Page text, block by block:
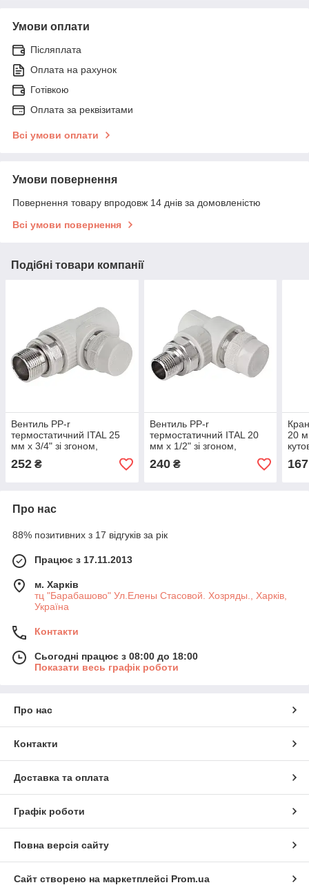
Умови оплати
Післяплата
Оплата на рахунок
Готівкою
Оплата за реквізитами
Всі умови оплати
Умови повернення
Повернення товару впродовж 14 днів за домовленістю
Всі умови повернення
Подібні товари компанії
Вентиль PP-r
термостатичний ITAL 25
мм х 3/4" зі згоном,
прямий
252 ₴
Вентиль PP-r
термостатичний ITAL 20
мм х 1/2" зі згоном,
кутовий
240₴
20
167
Про нас
88% позитивних з 17 відгуків за рік
Працює з 17.11.2013
м. Харків
тц "Барабашово" Ул.Елены Стасовой. Хозряды., Харків,
Україна
Контакти
Сьогодні працює з 08:00 до 18:00
Показати весь графік роботи
Про нас
Контакти
Доставка та оплата
Графік роботи
Повна версія сайту
Сайт створено на маркетплейсі Prom.ua